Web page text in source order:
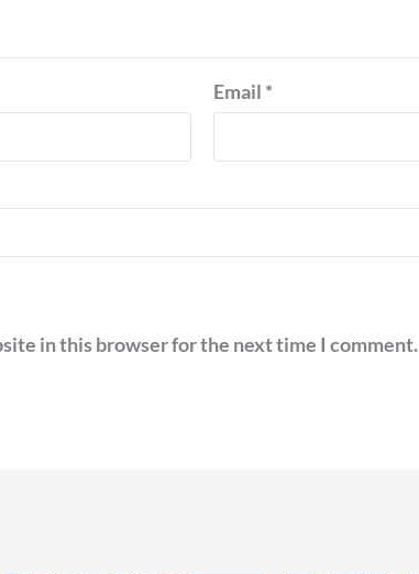
Email *
in this browser for the next time I comment.